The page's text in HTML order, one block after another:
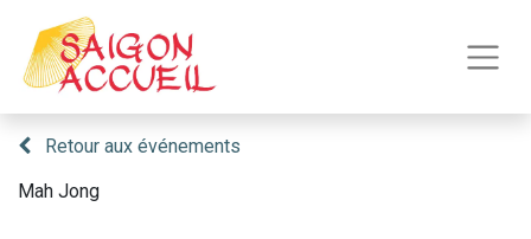
Retour aux événements
Mah Jong